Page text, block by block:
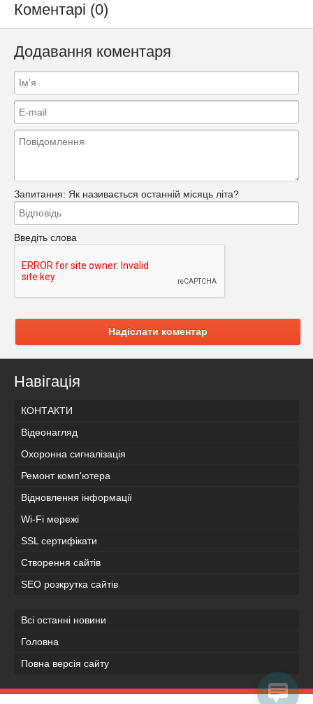
Коментарі (0)
Додавання коментаря
Запитання: Як називається останній місяць літа?
Введіть слова
Надіслати коментар
Навігація
КОНТАКТИ
Відеонагляд
Охоронна сигналізація
Ремонт комп'ютера
Відновлення інформації
Wi-Fi мережі
SSL сертифікати
Створення сайтів
SEO розкрутка сайтів
Всі останні новини
Головна
Повна версія сайту